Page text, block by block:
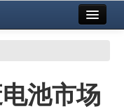
池市场